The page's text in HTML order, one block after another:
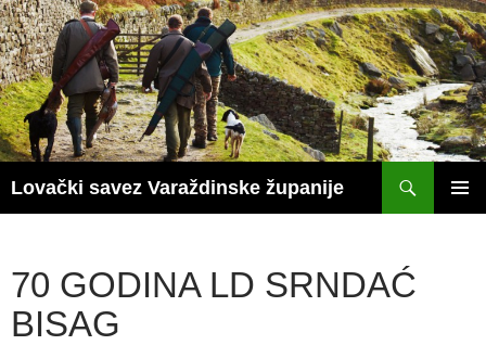
Skoči
do
sadržaja
Lovački savez Varaždinske županije
70 GODINA LD SRNDAĆ
BISAG